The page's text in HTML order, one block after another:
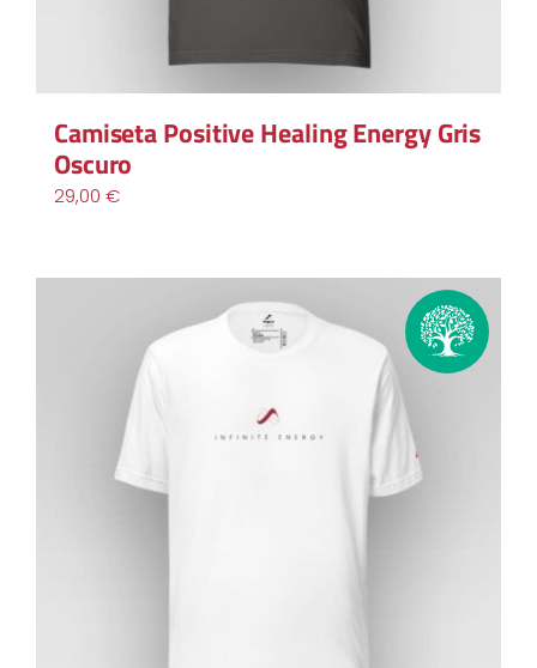
Camiseta Positive Healing Energy Gris
Oscuro
29,00 €